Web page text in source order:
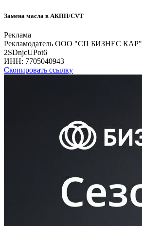
Замена масла в АКПП/CVT
Реклама
Рекламодатель ООО "СП БИЗНЕС КАР"
2SDnjcUPot6
ИНН: 7705040943
Скопировать ссылку